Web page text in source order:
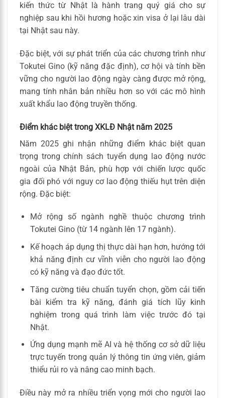
kiến thức từ Nhật là hành trang quý giá cho sự
nghiệp sau khi hồi hương hoặc xin visa ở lại lâu dài
tại Nhật sau này.
Đặc biệt, với sự phát triển của các chương trình như
Tokutei Gino (kỹ năng đặc định), cơ hội và tính bền
vững cho người lao động ngày càng được mở rộng,
mang tính nhân bản nhiều hơn so với các mô hình
xuất khẩu lao động truyền thống.
Điểm khác biệt trong XKLĐ Nhật năm 2025
Năm 2025 ghi nhận những điểm khác biệt quan
trọng trong chính sách tuyển dụng lao động nước
ngoài của Nhật Bản, phù hợp với chiến lược quốc
gia đối phó với nguy cơ lao động thiếu hụt trên diện
rộng. Đặc biệt:
Mở rộng số ngành nghề thuộc chương trình
Tokutei Gino (từ 14 ngành lên 17 ngành).
Kế hoạch áp dụng thị thực dài hạn hơn, hướng tới
khả năng định cư vĩnh viễn cho người lao động
có kỹ năng và đạo đức tốt.
Tăng cường tiêu chuẩn tuyển chọn, gồm cải tiến
bài kiểm tra kỹ năng, đánh giá tích lũy kinh
nghiệm trong quá trình làm việc trước đó tại
Nhật.
Ứng dụng mạnh mẽ AI và hệ thống cơ sở dữ liệu
trực tuyến trong quản lý thông tin ứng viên, giảm
thiểu rủi ro và nâng cao minh bạch.
Điều này mở ra nhiều triển vọng mới cho người lao